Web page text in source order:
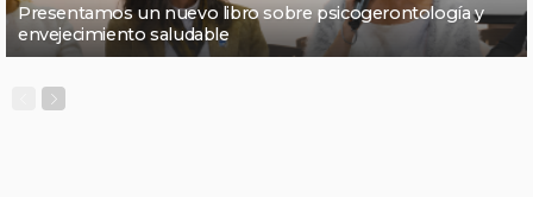
Presentamos un nuevo libro sobre psicogerontología y
envejecimiento saludable